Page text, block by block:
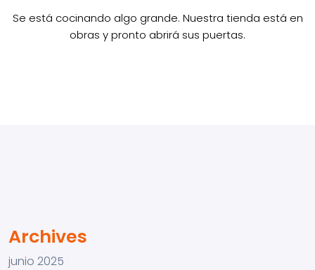
Se está cocinando algo grande. Nuestra tienda está en
obras y pronto abrirá sus puertas.
Archives
junio 2025